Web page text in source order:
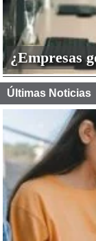
¿Empresas
Últimas Noticias